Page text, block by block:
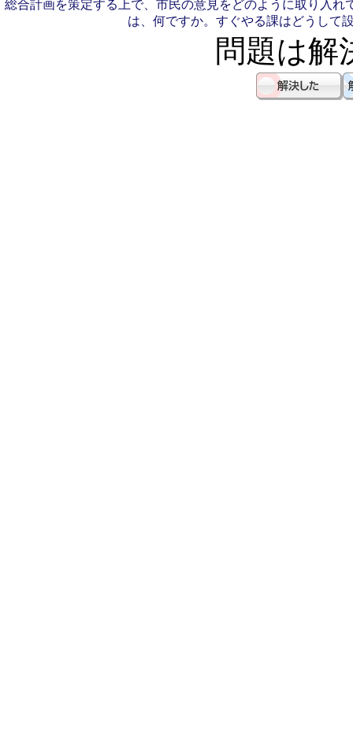
総合計画を策定する上で、市民の意見をどのように取り入れ
は、何ですか。 すぐやる課はどうして
問題は解